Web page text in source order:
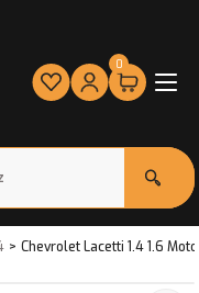
0
Chevrolet Lacetti 1.4 1.6